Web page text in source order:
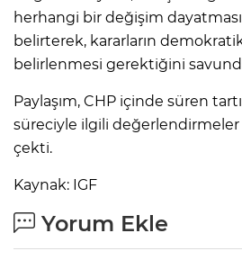
herhangi bir değişim
belirterek, kararların
belirlenmesi gerektiğini
Paylaşım, CHP içinde süren
süreciyle ilgili
çekti.
Kaynak: IGF
Yorum Ekle